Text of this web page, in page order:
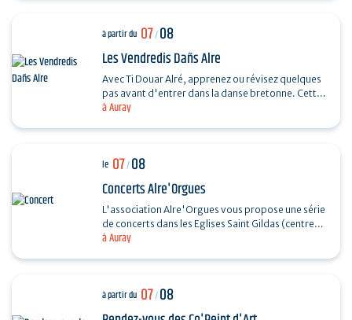
à Auray
à partir du 07/08
Les Vendredis Dañs Alre
Avec Ti Douar Alré, apprenez ou révisez quelques
pas avant d'entrer dans la danse bretonne. Cette
initiation est suivie d'un fest-noz animé par un…
à Auray
le 07/08
Concerts Alre'Orgues
L'association Alre'Orgues vous propose une série
de concerts dans les Eglises Saint Gildas (centre-
à partir du 07/08